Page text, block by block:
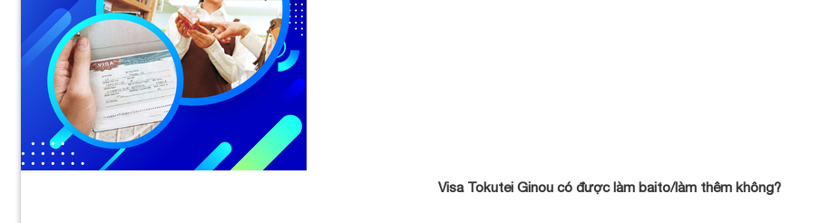
Visa Tokutei Ginou có được làm baito/làm thêm không?